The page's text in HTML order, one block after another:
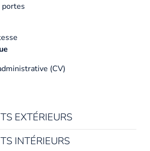
portes
(CV)
EXTÉRIEURS
INTÉRIEURS